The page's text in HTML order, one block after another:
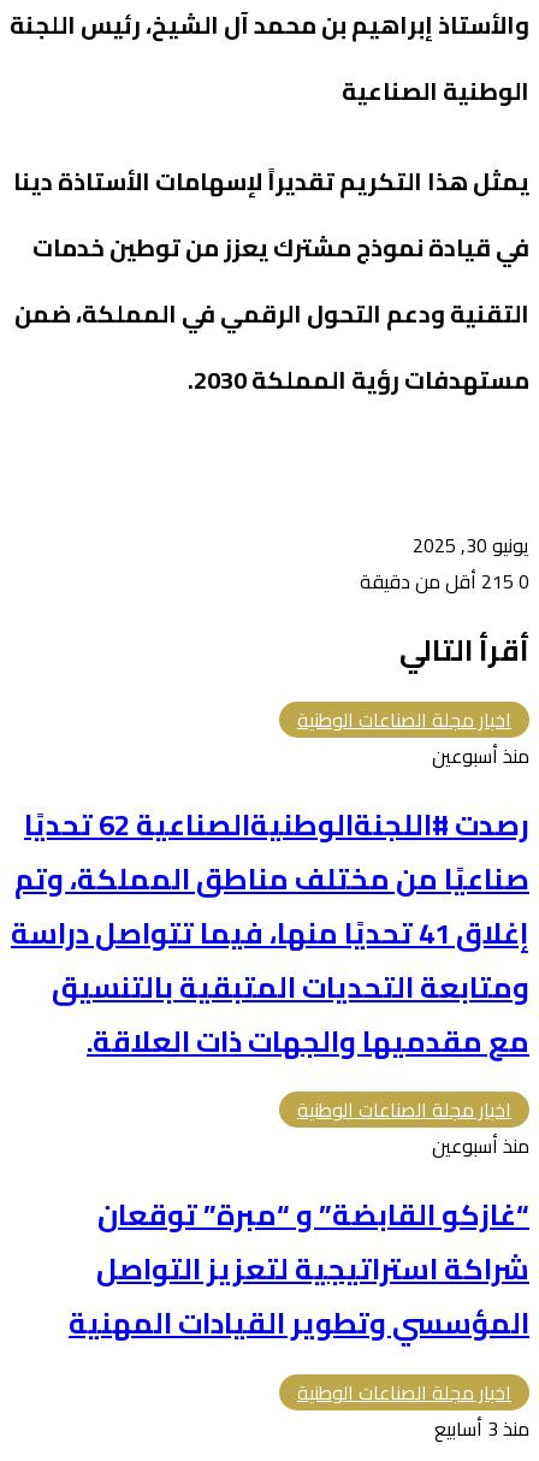
والأستاذ إبراهيم بن محمد آل الشيخ، رئيس اللجنة
الوطنية الصناعية
يمثل هذا التكريم تقديراً لإسهامات الأستاذة دينا
في قيادة نموذج مشترك يعزز من توطين خدمات
التقنية ودعم التحول الرقمي في المملكة، ضمن
مستهدفات رؤية المملكة 2030.
يونيو 30, 2025
0
أقل من دقيقة
أقرأ التالي
اخبار مجلة الصناعات الوطنية
منذ أسبوعين
رصدت #اللجنةالوطنيةالصناعية 62 تحديًا
صناعيًا من مختلف مناطق المملكة، وتم
إغلاق 41 تحديًا منها، فيما تتواصل دراسة
ومتابعة التحديات المتبقية بالتنسيق
مع مقدميها والجهات ذات العلاقة.
اخبار مجلة الصناعات الوطنية
منذ أسبوعين
“غازكو القابضة” و “مبرة” توقعان
شراكة استراتيجية لتعزيز التواصل
المؤسسي وتطوير القيادات المهنية
اخبار مجلة الصناعات الوطنية
منذ 3 أسابيع